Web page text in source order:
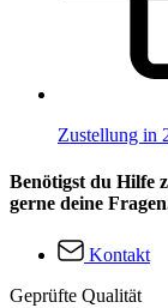
Zustellung in
Benötigst du Hilfe
gerne deine
Kontakt
Geprüfte Qualität